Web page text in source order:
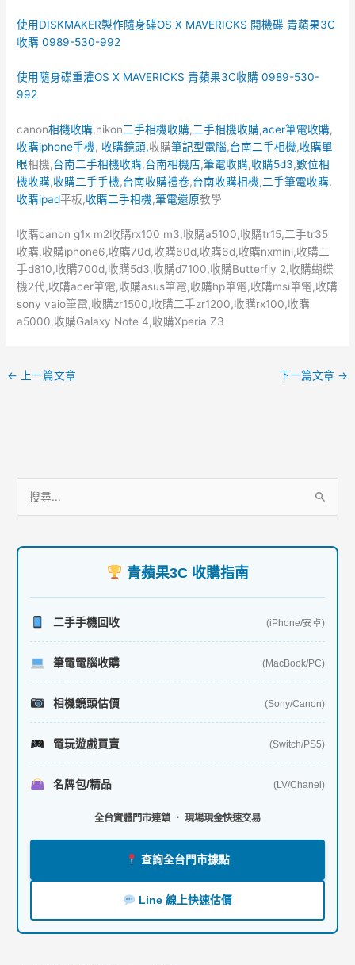
使用DISKMAKER製作隨身碟OS X MAVERICKS 開機碟 青蘋果3C
收購 0989-530-992
使用隨身碟重灌OS X MAVERICKS 青蘋果3C收購 0989-530-
992
canon相機收購,nikon二手相機收購,二手相機收購,acer筆電收購,
收購iphone手機, 收購鏡頭,收購筆記型電腦,台南二手相機,收購單
眼相機,台南二手相機收購,台南相機店,筆電收購,收購5d3,數位相
機收購,收購二手手機,台南收購禮卷,台南收購相機,二手筆電收購,
收購ipad平板,收購二手相機,筆電還原教學
收購canon g1x m2收購rx100 m3,收購a5100,收購tr15,二手tr35
收購,收購iphone6,收購70d,收購60d,收購6d,收購nxmini,收購二
手d810,收購700d,收購5d3,收購d7100,收購Butterfly 2,收購蝴蝶
機2代,收購acer筆電,收購asus筆電,收購hp筆電,收購msi筆電,收購
sony vaio筆電,收購zr1500,收購二手zr1200,收購rx100,收購
a5000,收購Galaxy Note 4,收購Xperia Z3
← 上一篇文章 下一篇文章 →
青蘋果3C 收購指南
二手手機回收 (iPhone/安卓)
筆電電腦收購 (MacBook/PC)
相機鏡頭估價 (Sony/Canon)
電玩遊戲買賣 (Switch/PS5)
名牌包/精品 (LV/Chanel)
全台實體門市連鎖 ． 現場現金快速交易
查詢全台門市據點
Line 線上快速估價
目